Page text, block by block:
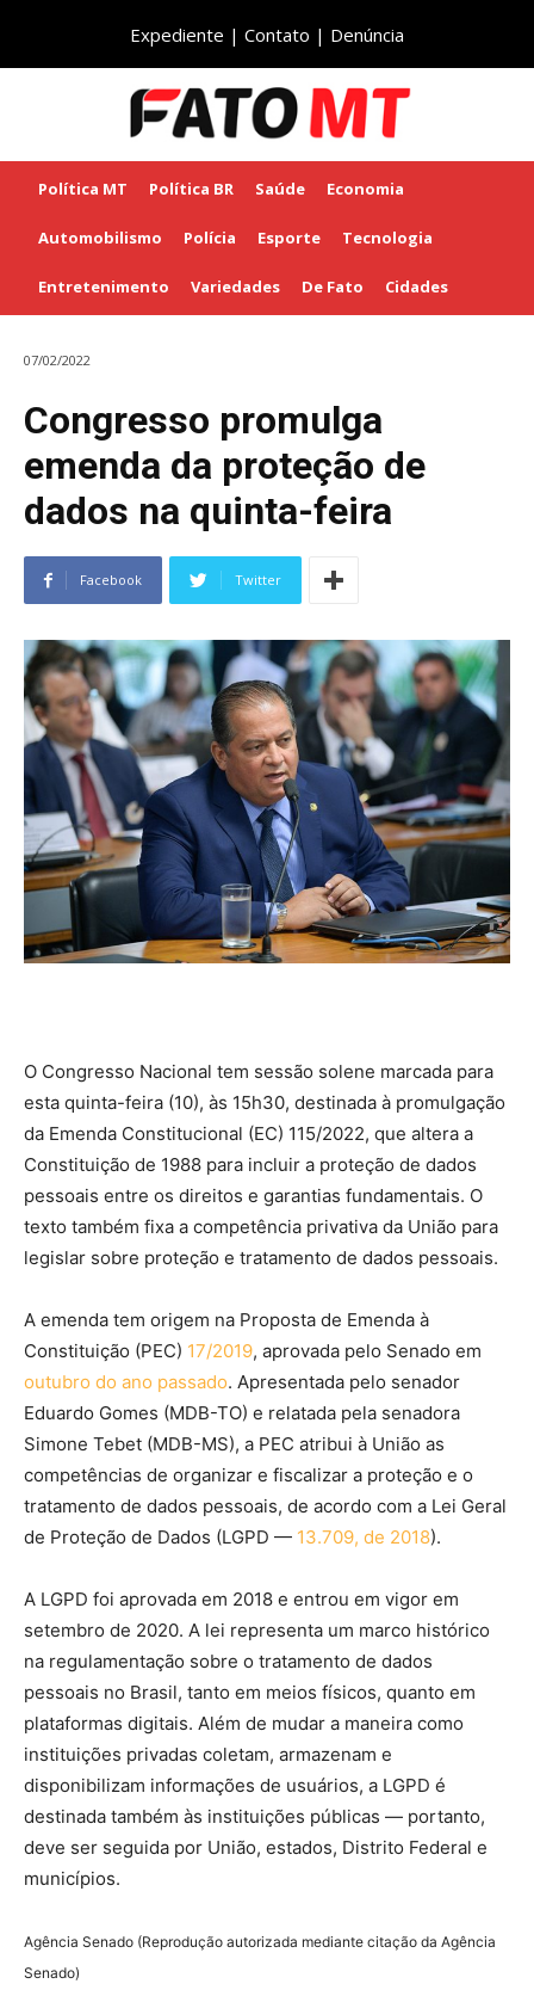
Expediente | Contato | Denúncia
Política MT Política BR Saúde Economia
Automobilismo Polícia Esporte Tecnologia
Entretenimento Variedades De Fato Cidades
07/02/2022
Congresso promulga
emenda da proteção de
dados na quinta-feira
Facebook Twitter
O Congresso Nacional tem sessão solene marcada para
esta quinta-feira (10), às 15h30, destinada à promulgação
da Emenda Constitucional (EC) 115/2022, que altera a
Constituição de 1988 para incluir a proteção de dados
pessoais entre os direitos e garantias fundamentais. O
texto também fixa a competência privativa da União para
legislar sobre proteção e tratamento de dados pessoais.
A emenda tem origem na Proposta de Emenda à
Constituição (PEC) 17/2019, aprovada pelo Senado em
outubro do ano passado. Apresentada pelo senador
Eduardo Gomes (MDB-TO) e relatada pela senadora
Simone Tebet (MDB-MS), a PEC atribui à União as
competências de organizar e fiscalizar a proteção e o
tratamento de dados pessoais, de acordo com a Lei Geral
de Proteção de Dados (LGPD — 13.709, de 2018).
A LGPD foi aprovada em 2018 e entrou em vigor em
setembro de 2020. A lei representa um marco histórico
na regulamentação sobre o tratamento de dados
pessoais no Brasil, tanto em meios físicos, quanto em
plataformas digitais. Além de mudar a maneira como
instituições privadas coletam, armazenam e
disponibilizam informações de usuários, a LGPD é
destinada também às instituições públicas — portanto,
deve ser seguida por União, estados, Distrito Federal e
municípios.
Agência Senado (Reprodução autorizada mediante citação da Agência
Senado)